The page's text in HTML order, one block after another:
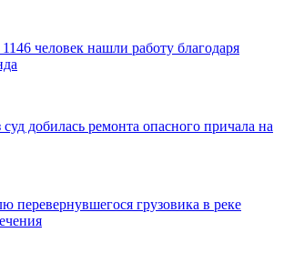
человек нашли работу благодаря
добилась ремонта опасного причала на
перевернувшегося грузовика в реке